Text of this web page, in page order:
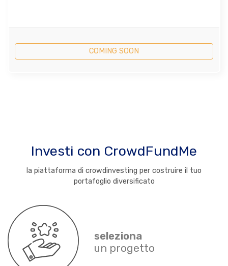
COMING SOON
Investi con CrowdFundMe
la piattaforma di crowdinvesting per costruire il tuo
portafoglio diversificato
seleziona
un progetto